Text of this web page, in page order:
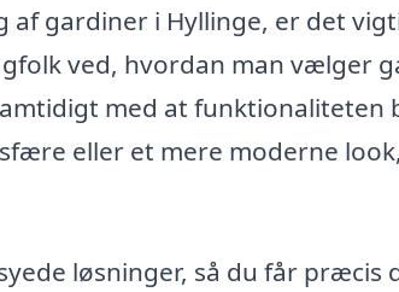
gardiner i Hyllinge, er det
ved, hvordan man vælger
med at funktionaliteten
eller et mere moderne
løsninger, så du får præcis